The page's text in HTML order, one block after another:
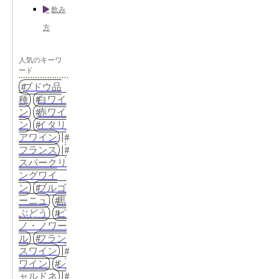
飲み
方
人気のキーワ
ード
ブドウ品
種
白ワイ
ン
赤ワイ
ン
イタリ
アワイン
フランス
スパークリ
ングワイ
ン
ブルゴ
ーニュ
黒
ぶどう
ピ
ノ・ノワー
ル
フラン
スワイン
ワイン
シ
ャルドネ